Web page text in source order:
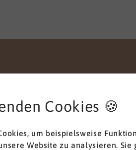
Cookies 🍪
um beispielsweise
Website zu analysieren.